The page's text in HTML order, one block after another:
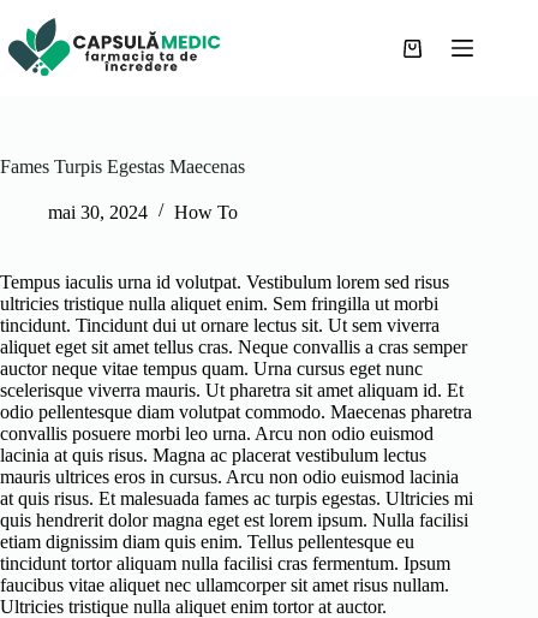
conținut
Coș
Fames Turpis Egestas Maecenas
mai 30, 2024 How To
Tempus iaculis urna id volutpat. Vestibulum lorem sed risus
ultricies tristique nulla aliquet enim. Sem fringilla ut morbi
tincidunt. Tincidunt dui ut ornare lectus sit. Ut sem viverra
aliquet eget sit amet tellus cras. Neque convallis a cras semper
auctor neque vitae tempus quam. Urna cursus eget nunc
scelerisque viverra mauris. Ut pharetra sit amet aliquam id. Et
odio pellentesque diam volutpat commodo. Maecenas pharetra
convallis posuere morbi leo urna. Arcu non odio euismod
lacinia at quis risus. Magna ac placerat vestibulum lectus
mauris ultrices eros in cursus. Arcu non odio euismod lacinia
at quis risus. Et malesuada fames ac turpis egestas. Ultricies mi
quis hendrerit dolor magna eget est lorem ipsum. Nulla facilisi
etiam dignissim diam quis enim. Tellus pellentesque eu
tincidunt tortor aliquam nulla facilisi cras fermentum. Ipsum
faucibus vitae aliquet nec ullamcorper sit amet risus nullam.
Ultricies tristique nulla aliquet enim tortor at auctor.